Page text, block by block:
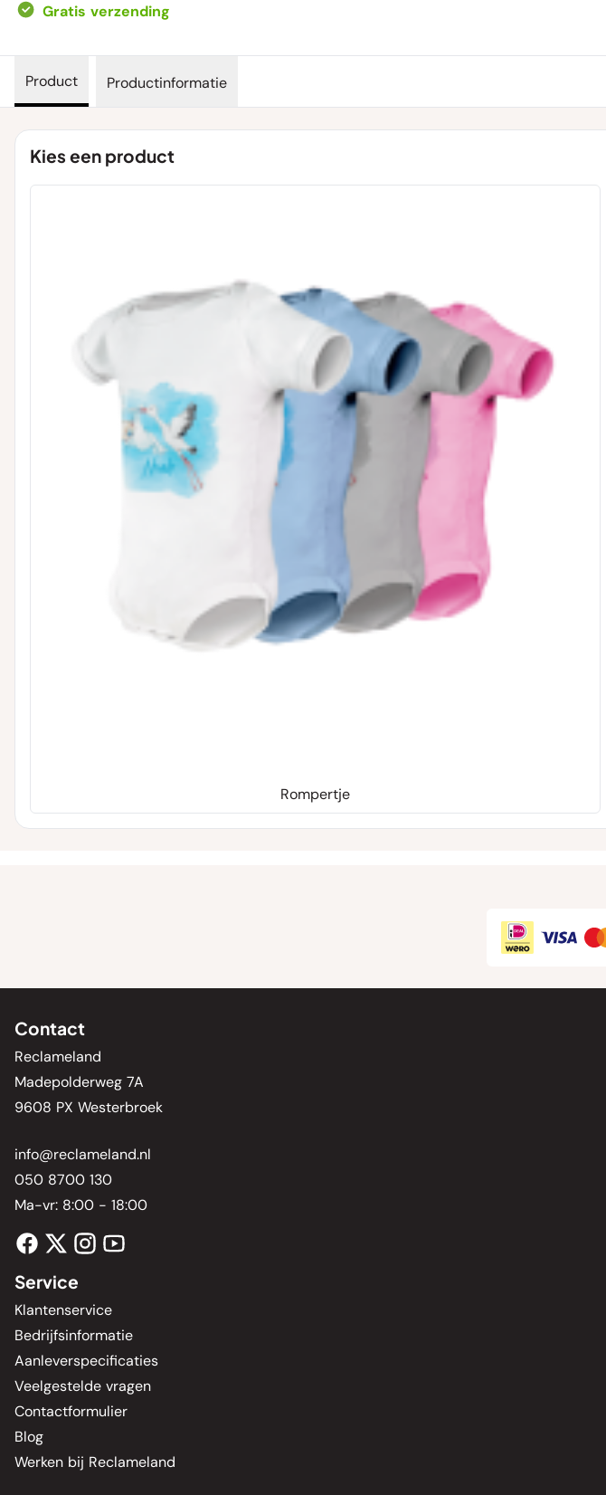
Gratis verzending
Product Productinformatie
Kies een product
Rompertje
Contact
Reclameland
Madepolderweg 7A
9608 PX Westerbroek
info@reclameland.nl
050 8700 130
Ma-vr: 8:00 - 18:00
Service
Klantenservice
Bedrijfsinformatie
Aanleverspecificaties
Veelgestelde vragen
Contactformulier
Blog
Werken bij Reclameland